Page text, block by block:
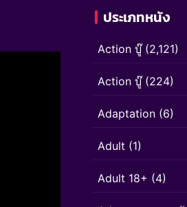
ประเภทหนัง
Action บู๊(2,121)
Action บู๊(224)
Adaptation (6)
Adult (1)
Adult 18+ (4)